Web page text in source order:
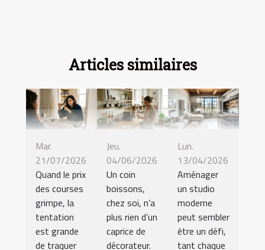
Articles similaires
Mar.
21/07/2026
Quand le prix
des courses
grimpe, la
tentation
est grande
de traquer
Jeu.
04/06/2026
Un coin
boissons,
chez soi, n’a
plus rien d’un
caprice de
décorateur.
Lun.
13/04/2026
Aménager
un studio
moderne
peut sembler
être un défi,
tant chaque